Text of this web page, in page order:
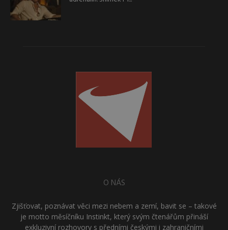
O NÁS
Zjišťovat, poznávat věci mezi nebem a zemí, bavit se – takové
je motto měsíčníku Instinkt, který svým čtenářům přináší
exkluzivní rozhovory s předními českými i zahraničními